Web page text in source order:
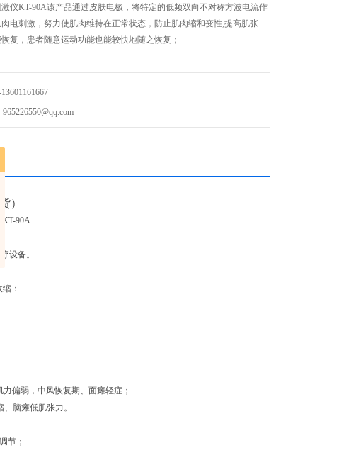
仪KT-90A该产品通过皮肤电极，将特定的低频双向不对称方波电流作
电刺激，努力使肌肉维持在正常状态，防止肌肉缩和变性,提高肌张
复，患者随意运动功能也能较快地随之恢复；
）
设备。
：
力偏弱 ，中风恢复期、面瘫轻症；
、脑瘫低肌张力。
节；